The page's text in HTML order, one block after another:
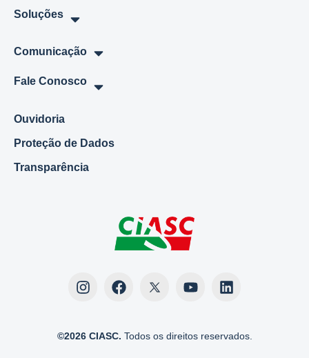
Soluções
Comunicação
Fale Conosco
Ouvidoria
Proteção de Dados
Transparência
©2026 CIASC. Todos os direitos reservados.